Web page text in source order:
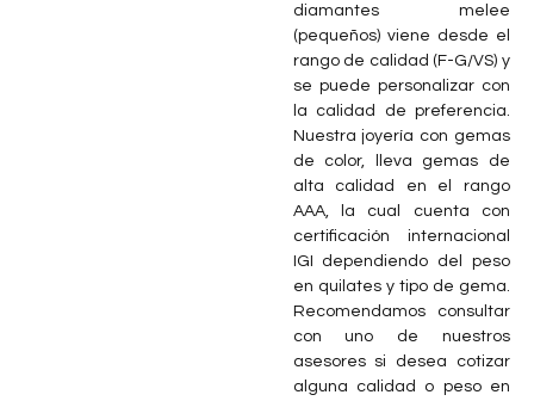
diamantes melee
(pequeños) viene desde el
rango de calidad (F-G/VS) y
se puede personalizar con
la calidad de preferencia.
Nuestra joyería con gemas
de color, lleva gemas de
alta calidad en el rango
AAA, la cual cuenta con
certificación internacional
IGI dependiendo del peso
en quilates y tipo de gema.
Recomendamos consultar
con uno de nuestros
asesores si desea cotizar
alguna calidad o peso en